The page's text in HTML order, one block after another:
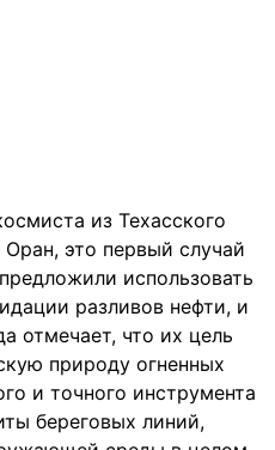
из Техасского
это первый случай
использовать
разливов нефти, и
отмечает, что их цель
природу огненных
и точного инструмента
береговых линий,